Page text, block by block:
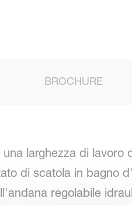
BROCHURE
larghezza di lavoro
di scatola in bagno
regolabile